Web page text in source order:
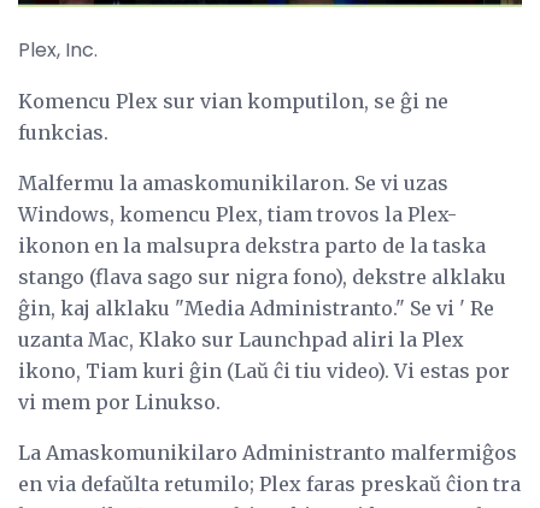
Plex, Inc.
Komencu Plex sur vian komputilon, se ĝi ne
funkcias.
Malfermu la amaskomunikilaron. Se vi uzas
Windows, komencu Plex, tiam trovos la Plex-
ikonon en la malsupra dekstra parto de la taska
stango (flava sago sur nigra fono), dekstre alklaku
ĝin, kaj alklaku "Media Administranto." Se vi ' Re
uzanta Mac, Klako sur Launchpad aliri la Plex
ikono, Tiam kuri ĝin (Laŭ ĉi tiu video). Vi estas por
vi mem por Linukso.
La Amaskomunikilaro Administranto malfermiĝos
en via defaŭlta retumilo; Plex faras preskaŭ ĉion tra